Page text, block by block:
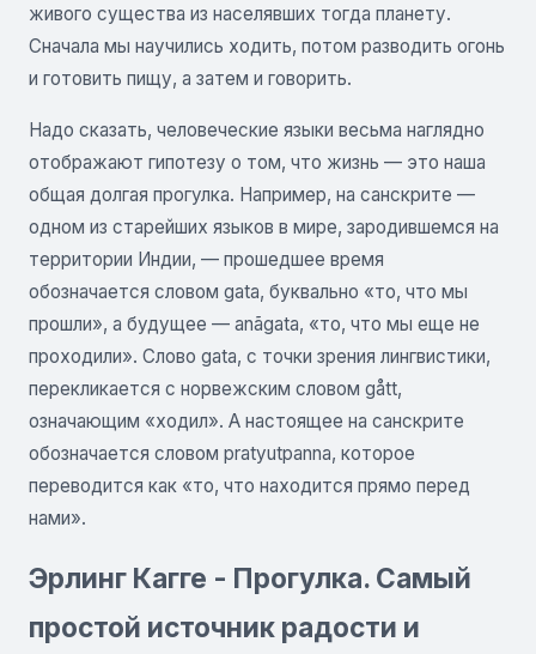
живого существа из населявших тогда планету.
Сначала мы научились ходить, потом разводить огонь
и готовить пищу, а затем и говорить.
Надо сказать, человеческие языки весьма наглядно
отображают гипотезу о том, что жизнь — это наша
общая долгая прогулка. Например, на санскрите —
одном из старейших языков в мире, зародившемся на
территории Индии, — прошедшее время
обозначается словом gata, буквально «то, что мы
прошли», а будущее — anãgata, «то, что мы еще не
проходили». Слово gata, с точки зрения лингвистики,
перекликается с норвежским словом gått,
означающим «ходил». А настоящее на санскрите
обозначается словом pratyutpanna, которое
переводится как «то, что находится прямо перед
нами».
Эрлинг Кагге - Прогулка. Самый
простой источник радости и